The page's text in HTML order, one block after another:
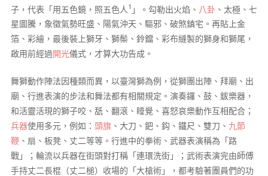
子，代表「用五色鏡，照五色人1 」。勾勒出火焰、 八卦 、太極、七
星圖騰，象徵氣勢旺盛、陽氣沖天、驅邪、破煞鎮宅。再貼上金
箔、彩繪，最後裝上獅牙、獅鬃、鈴鐺、彩布縫製的獅身和獅尾，
啟用前經過開光儀式，才算大功告成。
舞獅動作陣法因種類而異，以臺灣獅為例，從獅團出陣、拜廟、出
廟、行進表演的步法和舞法都有相關規定。演奏鑼、鼓、鈸樂器，
和活靈活現的獅子咬、舐、翻滾、睡覺、喜怒哀樂動作互相配合；
兵器使用多元，例如： 頭旗、大刀、鈀、鈎、鐵尺、雙刀、 九節
鞭、扇、板凳、丈二等等。行進中的拳術、武器表演稱為「路
戰」；輪流以兵器在街頭對打稱「連環洗街」；武術表演完由師傅
手持丈二長棍（丈二槌）收場的「大槍術」，都考驗著團員們的功